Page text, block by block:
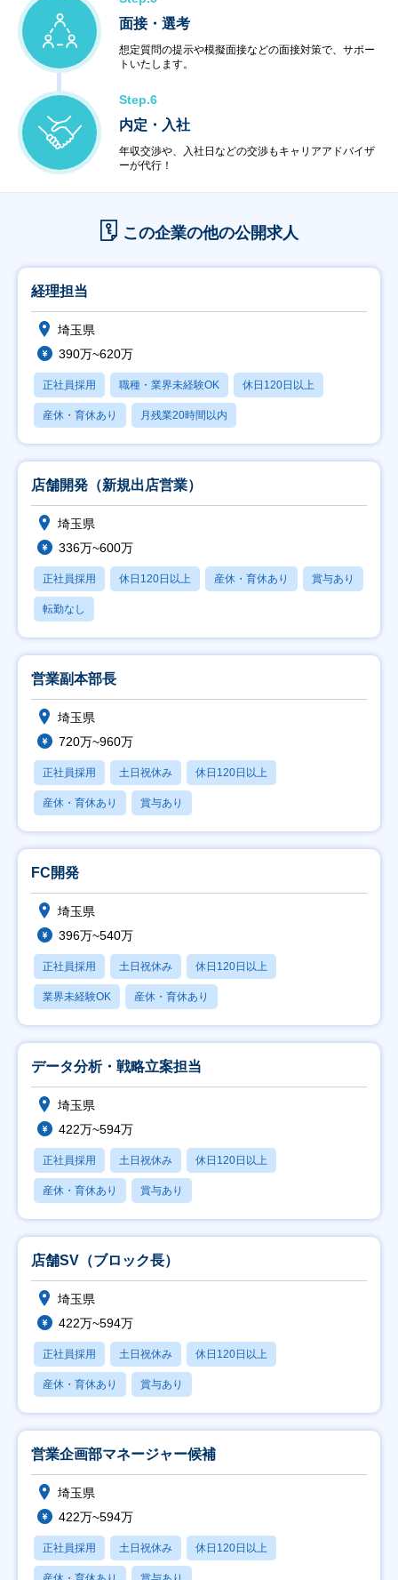
面接・選考
想定質問の提示や模擬面接などの面接対策で、サポー
トいたします。
Step.6
内定・入社
年収交渉や、入社日などの交渉もキャリアアドバイザ
ーが代行！
この企業の他の公開求人
経理担当
埼玉県
390万~620万
正社員採用 職種・業界未経験OK 休日120日以上
産休・育休あり 月残業20時間以内
店舗開発（新規出店営業）
埼玉県
336万~600万
正社員採用 休日120日以上 産休・育休あり 賞与あり
転勤なし
営業副本部長
埼玉県
720万~960万
正社員採用 土日祝休み 休日120日以上
産休・育休あり 賞与あり
FC開発
埼玉県
396万~540万
正社員採用 土日祝休み 休日120日以上
業界未経験OK 産休・育休あり
データ分析・戦略立案担当
埼玉県
422万~594万
正社員採用 土日祝休み 休日120日以上
産休・育休あり 賞与あり
店舗SV（ブロック長）
埼玉県
422万~594万
正社員採用 土日祝休み 休日120日以上
産休・育休あり 賞与あり
営業企画部マネージャー候補
埼玉県
422万~594万
正社員採用 土日祝休み 休日120日以上